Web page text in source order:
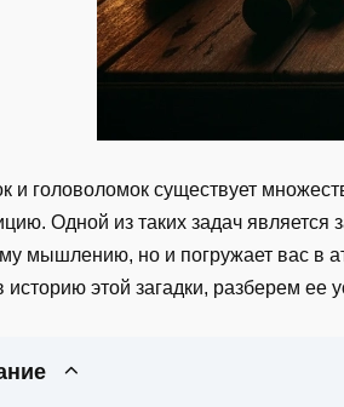
и головоломок существует
Одной из таких задач
мышлению, но и погружает вас в
историю этой загадки, разберем